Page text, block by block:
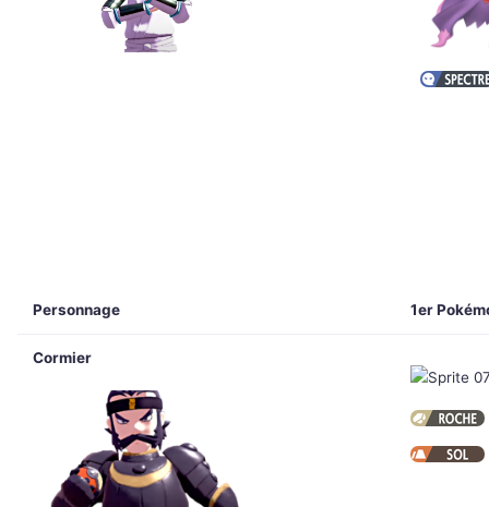
Personnage 1er
Cormier